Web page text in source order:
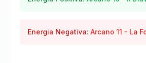
Energia Negativa: Arcano 11 - La